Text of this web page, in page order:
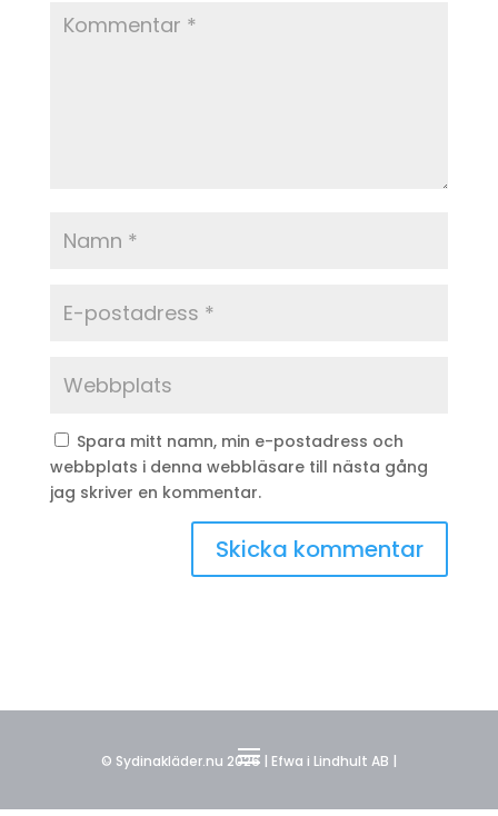
Spara mitt namn, min e-postadress och
webbplats i denna webbläsare till nästa gång
jag skriver en kommentar.
© Sydinakläder.nu 2026 | Efwa i Lindhult AB |